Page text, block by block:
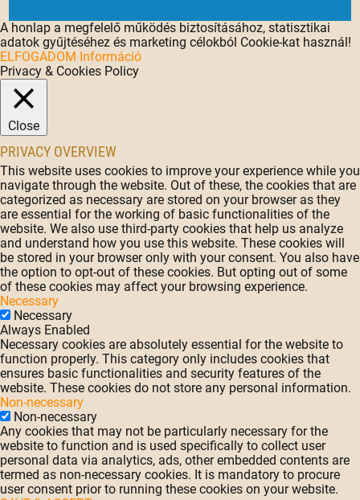
A honlap a megfelelő működés biztosításához, statisztikai
adatok gyűjtéséhez és marketing célokból Cookie-kat használ!
ELFOGADOM Információ
Privacy & Cookies Policy
Close
PRIVACY OVERVIEW
This website uses cookies to improve your experience while you
navigate through the website. Out of these, the cookies that are
categorized as necessary are stored on your browser as they
are essential for the working of basic functionalities of the
website. We also use third-party cookies that help us analyze
and understand how you use this website. These cookies will
be stored in your browser only with your consent. You also have
the option to opt-out of these cookies. But opting out of some
of these cookies may affect your browsing experience.
Necessary
Necessary
Always Enabled
Necessary cookies are absolutely essential for the website to
function properly. This category only includes cookies that
ensures basic functionalities and security features of the
website. These cookies do not store any personal information.
Non-necessary
Non-necessary
Any cookies that may not be particularly necessary for the
website to function and is used specifically to collect user
personal data via analytics, ads, other embedded contents are
termed as non-necessary cookies. It is mandatory to procure
user consent prior to running these cookies on your website.